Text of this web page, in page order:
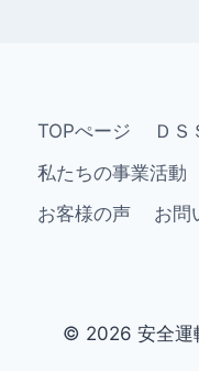
TOPぺージ
ＤＳ
私たちの事業活動
お客様の声
お問
© 2026 安全運